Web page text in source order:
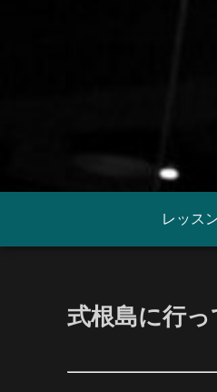
レッス
式根島に行っ